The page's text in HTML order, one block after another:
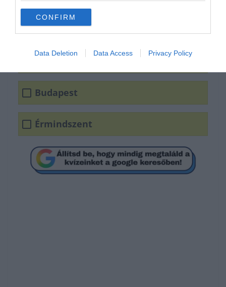
CONFIRM
Data Deletion Data Access Privacy Policy
Hol született Ady Endre?
Budapest
Érmindszent